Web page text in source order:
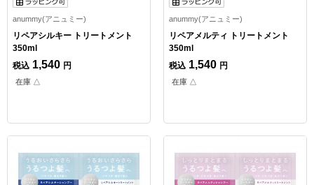
anummy(アニュミー)
リペアシルキー トリートメント
350ml
税込 1,540 円
在庫 △
anummy(アニュミー)
リペアメルティ トリートメント
350ml
税込 1,540 円
在庫 △